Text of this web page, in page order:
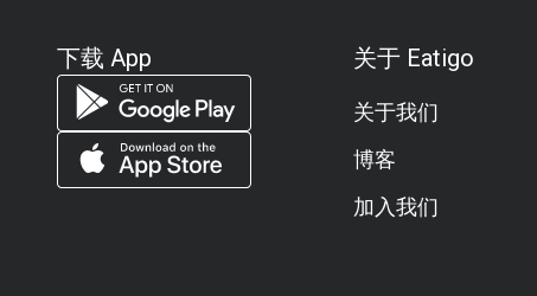
下载 App 关于 Eatigo
关于我们
博客
加入我们